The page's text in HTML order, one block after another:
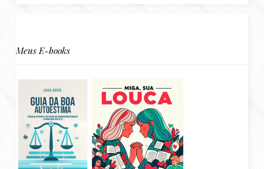
Meus E-books